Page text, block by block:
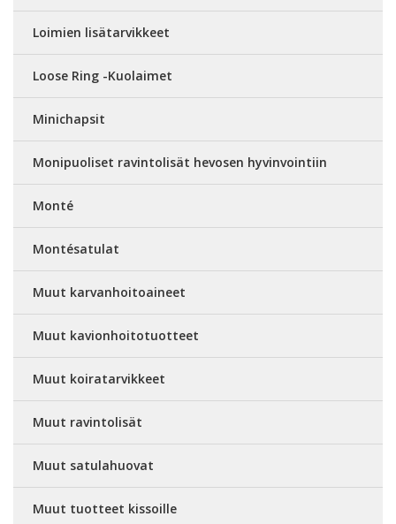
Loimien lisätarvikkeet
Loose Ring -Kuolaimet
Minichapsit
Monipuoliset ravintolisät hevosen hyvinvointiin
Monté
Montésatulat
Muut karvanhoitoaineet
Muut kavionhoitotuotteet
Muut koiratarvikkeet
Muut ravintolisät
Muut satulahuovat
Muut tuotteet kissoille